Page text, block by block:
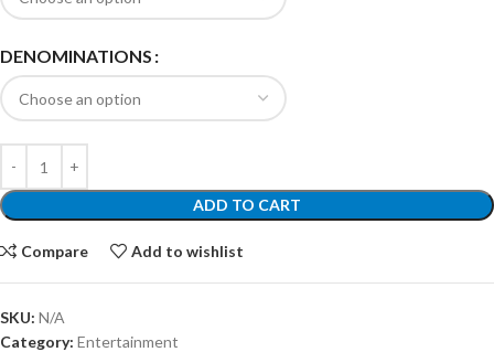
DENOMINATIONS
ADD TO CART
Compare Add to wishlist
SKU: N/A
Category: Entertainment